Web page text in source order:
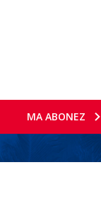
MA ABONEZ